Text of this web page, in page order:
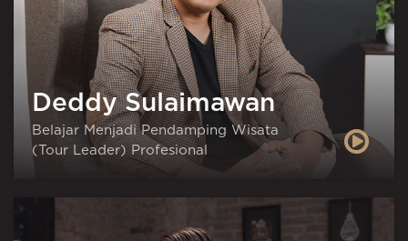
Deddy Sulaimawan
Belajar Menjadi Pendamping Wisata
(Tour Leader) Profesional